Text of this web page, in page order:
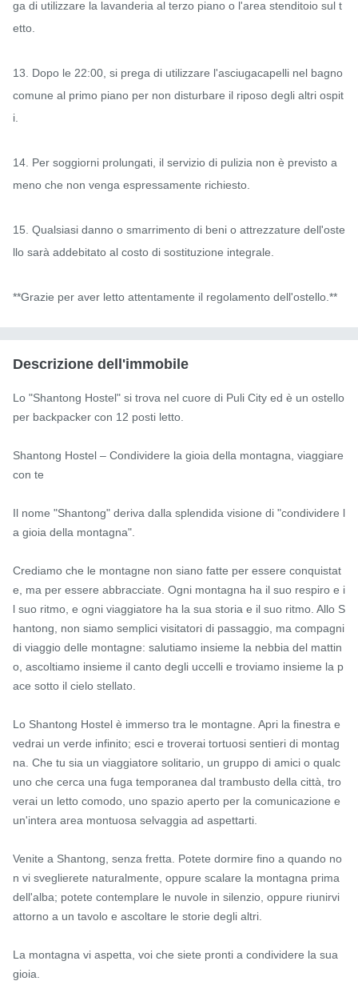
ga di utilizzare la lavanderia al terzo piano o l'area stenditoio sul t
etto.
13. Dopo le 22:00, si prega di utilizzare l'asciugacapelli nel bagno
comune al primo piano per non disturbare il riposo degli altri ospit
i.
14. Per soggiorni prolungati, il servizio di pulizia non è previsto a
meno che non venga espressamente richiesto.
15. Qualsiasi danno o smarrimento di beni o attrezzature dell'oste
llo sarà addebitato al costo di sostituzione integrale.
**Grazie per aver letto attentamente il regolamento dell'ostello.**
Descrizione dell'immobile
Lo "Shantong Hostel" si trova nel cuore di Puli City ed è un ostello
per backpacker con 12 posti letto.
Shantong Hostel – Condividere la gioia della montagna, viaggiare
con te
Il nome "Shantong" deriva dalla splendida visione di "condividere l
a gioia della montagna".
Crediamo che le montagne non siano fatte per essere conquistat
e, ma per essere abbracciate. Ogni montagna ha il suo respiro e i
l suo ritmo, e ogni viaggiatore ha la sua storia e il suo ritmo. Allo S
hantong, non siamo semplici visitatori di passaggio, ma compagni
di viaggio delle montagne: salutiamo insieme la nebbia del mattin
o, ascoltiamo insieme il canto degli uccelli e troviamo insieme la p
ace sotto il cielo stellato.
Lo Shantong Hostel è immerso tra le montagne. Apri la finestra e
vedrai un verde infinito; esci e troverai tortuosi sentieri di montag
na. Che tu sia un viaggiatore solitario, un gruppo di amici o qualc
uno che cerca una fuga temporanea dal trambusto della città, tro
verai un letto comodo, uno spazio aperto per la comunicazione e
un'intera area montuosa selvaggia ad aspettarti.
Venite a Shantong, senza fretta. Potete dormire fino a quando no
n vi sveglierete naturalmente, oppure scalare la montagna prima
dell'alba; potete contemplare le nuvole in silenzio, oppure riunirvi
attorno a un tavolo e ascoltare le storie degli altri.
La montagna vi aspetta, voi che siete pronti a condividere la sua
gioia.